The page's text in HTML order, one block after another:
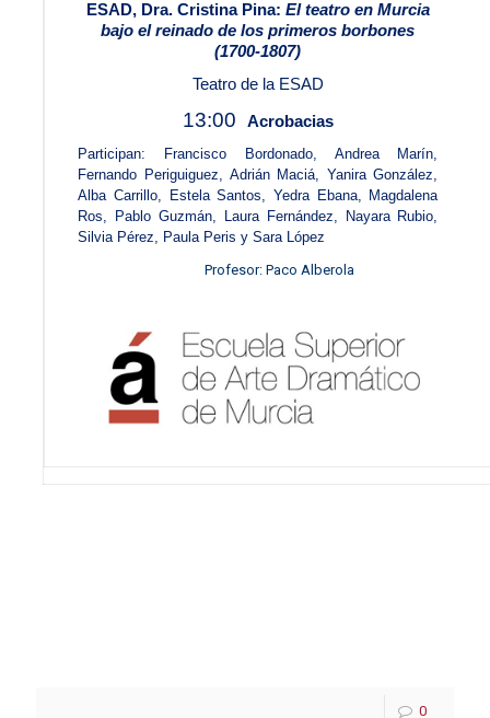
ESAD, Dra. Cristina Pina: El teatro en Murcia
bajo el reinado de los primeros borbones
(1700-1807)
Teatro de la ESAD
13:00 Acrobacias
Participan: Francisco Bordonado, Andrea Marín,
Fernando Periguiguez, Adrián Maciá, Yanira González,
Alba Carrillo, Estela Santos, Yedra Ebana, Magdalena
Ros, Pablo Guzmán, Laura Fernández, Nayara Rubio,
Silvia Pérez, Paula Peris y Sara López
Profesor: Paco Alberola
0